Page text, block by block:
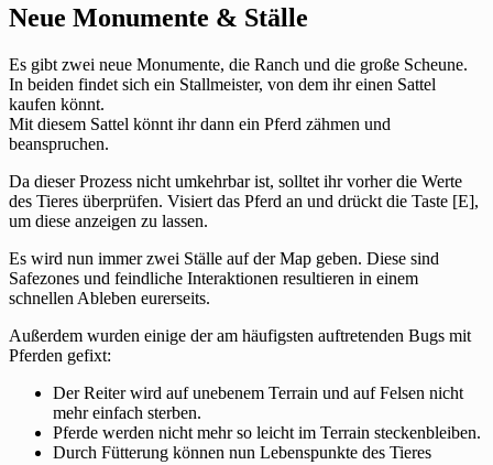
Neue Monumente & Ställe
Es gibt zwei neue Monumente, die Ranch und die große Scheune.
In beiden findet sich ein Stallmeister, von dem ihr einen Sattel
kaufen könnt.
Mit diesem Sattel könnt ihr dann ein Pferd zähmen und
beanspruchen.
Da dieser Prozess nicht umkehrbar ist, solltet ihr vorher die Werte
des Tieres überprüfen. Visiert das Pferd an und drückt die Taste [E],
um diese anzeigen zu lassen.
Es wird nun immer zwei Ställe auf der Map geben. Diese sind
Safezones und feindliche Interaktionen resultieren in einem
schnellen Ableben eurerseits.
Außerdem wurden einige der am häufigsten auftretenden Bugs mit
Pferden gefixt:
Der Reiter wird auf unebenem Terrain und auf Felsen nicht
mehr einfach sterben.
Pferde werden nicht mehr so leicht im Terrain steckenbleiben.
Durch Fütterung können nun Lebenspunkte des Tieres